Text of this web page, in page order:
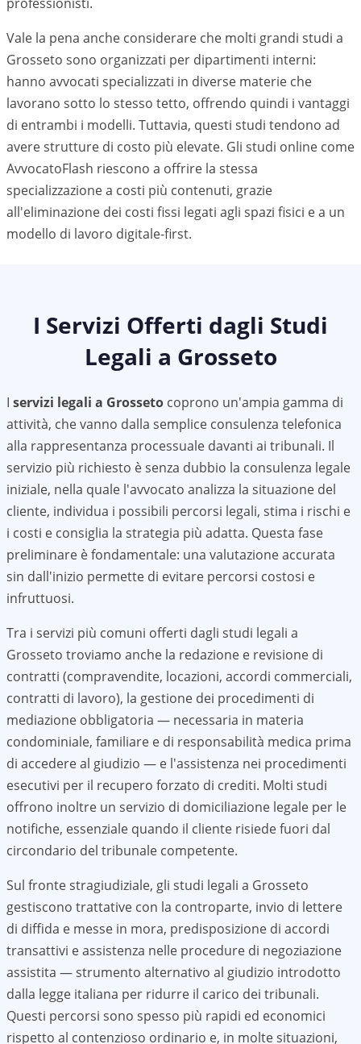
Vale la pena anche considerare che molti grandi studi a
Grosseto sono organizzati per dipartimenti interni:
hanno avvocati specializzati in diverse materie che
lavorano sotto lo stesso tetto, offrendo quindi i vantaggi
di entrambi i modelli. Tuttavia, questi studi tendono ad
avere strutture di costo più elevate. Gli studi online come
AvvocatoFlash riescono a offrire la stessa
specializzazione a costi più contenuti, grazie
all'eliminazione dei costi fissi legati agli spazi fisici e a un
modello di lavoro digitale-first.
I Servizi Offerti dagli Studi
Legali a Grosseto
I servizi legali a Grosseto coprono un'ampia gamma di
attività, che vanno dalla semplice consulenza telefonica
alla rappresentanza processuale davanti ai tribunali. Il
servizio più richiesto è senza dubbio la consulenza legale
iniziale, nella quale l'avvocato analizza la situazione del
cliente, individua i possibili percorsi legali, stima i rischi e
i costi e consiglia la strategia più adatta. Questa fase
preliminare è fondamentale: una valutazione accurata
sin dall'inizio permette di evitare percorsi costosi e
infruttuosi.
Tra i servizi più comuni offerti dagli studi legali a
Grosseto troviamo anche la redazione e revisione di
contratti (compravendite, locazioni, accordi commerciali,
contratti di lavoro), la gestione dei procedimenti di
mediazione obbligatoria — necessaria in materia
condominiale, familiare e di responsabilità medica prima
di accedere al giudizio — e l'assistenza nei procedimenti
esecutivi per il recupero forzato di crediti. Molti studi
offrono inoltre un servizio di domiciliazione legale per le
notifiche, essenziale quando il cliente risiede fuori dal
circondario del tribunale competente.
Sul fronte stragiudiziale, gli studi legali a Grosseto
gestiscono trattative con la controparte, invio di lettere
di diffida e messe in mora, predisposizione di accordi
transattivi e assistenza nelle procedure di negoziazione
assistita — strumento alternativo al giudizio introdotto
dalla legge italiana per ridurre il carico dei tribunali.
Questi percorsi sono spesso più rapidi ed economici
rispetto al contenzioso ordinario e, in molte situazioni,